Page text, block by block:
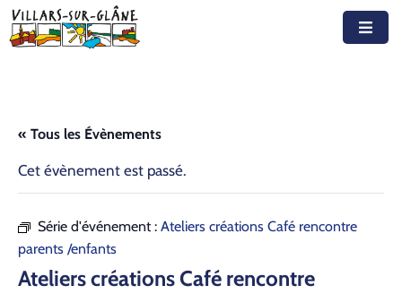
Autorités
Contact
« Tous les Évènements
Cet évènement est passé.
Série d'événement : Ateliers créations Café rencontre
parents /enfants
Ateliers créations Café rencontre